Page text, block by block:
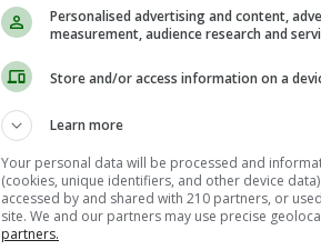
Personalised advertising and content,
measurement, audience research and
Store and/or access information on a
Learn more
Your personal data will be processed and
(cookies, unique identifiers, and other device
accessed by and shared with 210 partners, or
site. We and our partners may use precise
partners.